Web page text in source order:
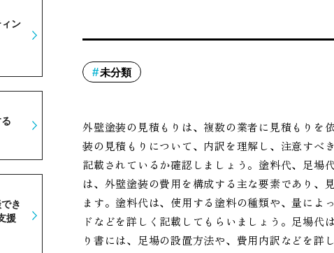
未分類
外壁塗装の見積もりは、複数の業者に見積もりを
装の見積もりについて、内訳を理解し、注意すべ
記載されているか確認しましょう。塗料代、足場
は、外壁塗装の費用を構成する主な要素であり、
ます。塗料代は、使用する塗料の種類や、量によ
ドなどを詳しく記載してもらいましょう。足場代
り書には、足場の設置方法や、費用内訳などを詳
ィン
き
援